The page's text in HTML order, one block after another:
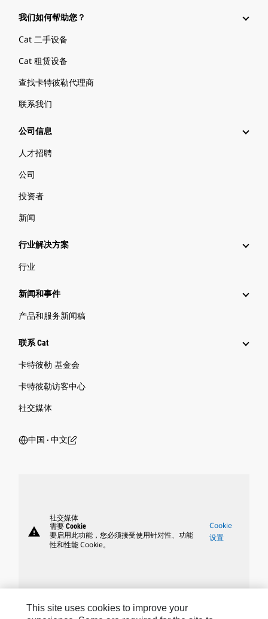
我们如何帮助您？
Cat 二手设备
Cat 租赁设备
查找卡特彼勒代理商
联系我们
公司信息
人才招聘
公司
投资者
新闻
行业解决方案
行业
新闻和事件
产品和服务新闻稿
联系 Cat
卡特彼勒 基金会
卡特彼勒访客中心
社交媒体
中国 ‧ 中文
warning
社交媒体
需要 Cookie
要启用此功能，您必须接受使用针对性、功能
性和性能 Cookie。
Cookie
设置
Caterpillar 品牌
This site uses cookies to improve your